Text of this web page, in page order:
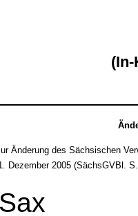
Änderung des Sächsischen
Dezember 2005 (SächsGVBl.